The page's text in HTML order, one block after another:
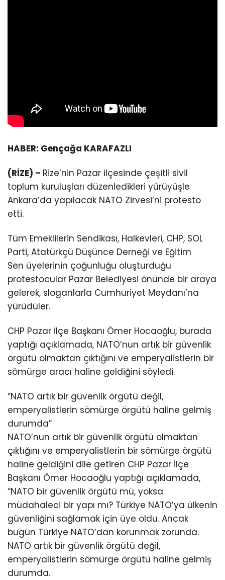
HABER: Gençağa KARAFAZLI
(RİZE) – Rize’nin Pazar ilçesinde çeşitli sivil
toplum kuruluşları düzenledikleri yürüyüşle
Ankara’da yapılacak NATO Zirvesi’ni protesto
etti.
Tüm Emeklilerin Sendikası, Halkevleri, CHP, SOL
Parti, Atatürkçü Düşünce Derneği ve Eğitim
Sen üyelerinin çoğunluğu oluşturduğu
protestocular Pazar Belediyesi önünde bir araya
gelerek, sloganlarla Cumhuriyet Meydanı’na
yürüdüler.
CHP Pazar İlçe Başkanı Ömer Hocaoğlu, burada
yaptığı açıklamada, NATO’nun artık bir güvenlik
örgütü olmaktan çıktığını ve emperyalistlerin bir
sömürge aracı haline geldiğini söyledi.
“NATO artık bir güvenlik örgütü değil,
emperyalistlerin sömürge örgütü haline gelmiş
durumda”
NATO’nun artık bir güvenlik örgütü olmaktan
çıktığını ve emperyalistlerin bir sömürge örgütü
haline geldiğini dile getiren CHP Pazar İlçe
Başkanı Ömer Hocaoğlu yaptığı açıklamada,
“NATO bir güvenlik örgütü mü, yoksa
müdahaleci bir yapı mı? Türkiye NATO’ya ülkenin
güvenliğini sağlamak için üye oldu. Ancak
bugün Türkiye NATO’dan korunmak zorunda.
NATO artık bir güvenlik örgütü değil,
emperyalistlerin sömürge örgütü haline gelmiş
durumda.